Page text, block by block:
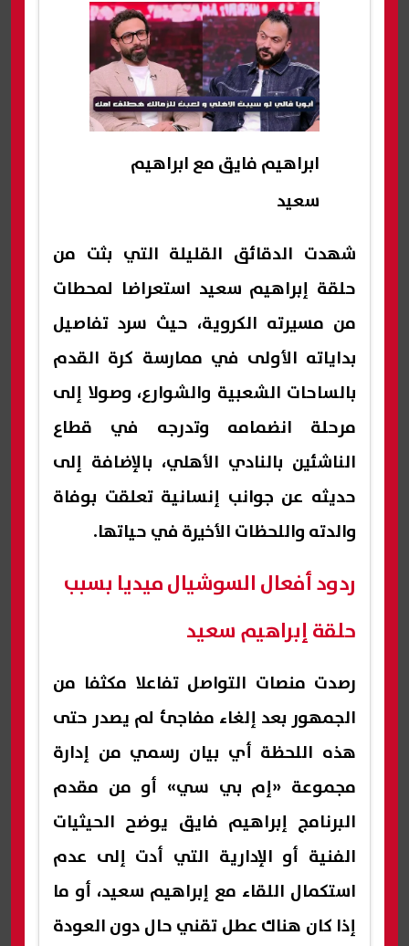
ابراهيم فايق مع ابراهيم
سعيد
شهدت الدقائق القليلة التي بثت من
حلقة إبراهيم سعيد استعراضا لمحطات
من مسيرته الكروية، حيث سرد تفاصيل
بداياته الأولى في ممارسة كرة القدم
بالساحات الشعبية والشوارع، وصولا إلى
مرحلة انضمامه وتدرجه في قطاع
الناشئين بالنادي الأهلي، بالإضافة إلى
حديثه عن جوانب إنسانية تعلقت بوفاة
والدته واللحظات الأخيرة في حياتها.
ردود أفعال السوشيال ميديا بسبب
حلقة إبراهيم سعيد
رصدت منصات التواصل تفاعلا مكثفا من
الجمهور بعد إلغاء مفاجئ لم يصدر حتى
هذه اللحظة أي بيان رسمي من إدارة
مجموعة «إم بي سي» أو من مقدم
البرنامج إبراهيم فايق يوضح الحيثيات
الفنية أو الإدارية التي أدت إلى عدم
استكمال اللقاء مع إبراهيم سعيد، أو ما
إذا كان هناك عطل تقني حال دون العودة